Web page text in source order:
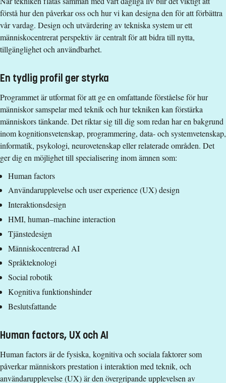
UndervisningsspråkSvenska
AnmälningskodLIU-90010
Kandidatexamen 180 hp i något av huvudområdena
informatik, informationssystem, informationsteknologi,
programmering, psykologi, kognitiv neurovetenskap eller
Godkänd svenska och engelska motsvarande
grundläggande behörighet på grundnivå
Urvalsgrupper
Urvalsgrupp 1 (APKOG): Sökande med akademiska poäng i
huvudområdet eller huvudämnet kognitionsvetenskap, med
max 300 hp, godkända fram till och med sista
anmälningsdag.
Urvalsgrupp 2 (APAV): Sökande som har akademiska poäng,
med max 300 hp, godkända fram till och med sista
anmälningsdag.
I första hand antas behöriga i urvalsgrupp 1 (APKOG) därefter
vid fortfarande vakanta utbildningsplatser antas behöriga
Sökande kan enbart ingå i en av de ovanstående
Examen
förstå hur den påverkar oss och hur vi kan designa den för att förbättra
vår vardag. Design och utvärdering av tekniska system ur ett
människocentrerat perspektiv är centralt för att bidra till nytta,
tillgänglighet och användbarhet.
En tydlig profil ger styrka
Programmet är utformat för att ge en omfattande förståelse för hur
människor samspelar med teknik och hur tekniken kan förstärka
människors tänkande. Det riktar sig till dig som redan har en bakgrund
inom kognitionsvetenskap, programmering, data- och systemvetenskap,
informatik, psykologi, neurovetenskap eller relaterade områden. Det
ger dig en möjlighet till specialisering inom ämnen som:
Human factors
Användarupplevelse och user experience (UX) design
Interaktionsdesign
HMI, human–machine interaction
Tjänstedesign
Människocentrerad AI
Språkteknologi
Social robotik
Kognitiva funktionshinder
Beslutsfattande
Human factors, UX och AI
Human factors är de fysiska, kognitiva och sociala faktorer som
påverkar människors prestation i interaktion med teknik, och
användarupplevelse (UX) är den övergripande upplevelsen av